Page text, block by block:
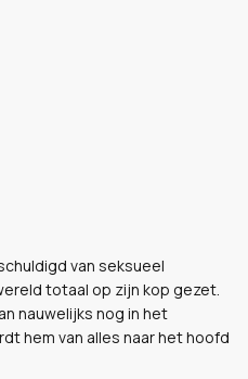
van seksueel
totaal op zijn kop gezet.
nauwelijks nog in het
hem van alles naar het hoofd